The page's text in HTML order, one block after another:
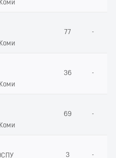
77 -
36 -
69 -
3 -